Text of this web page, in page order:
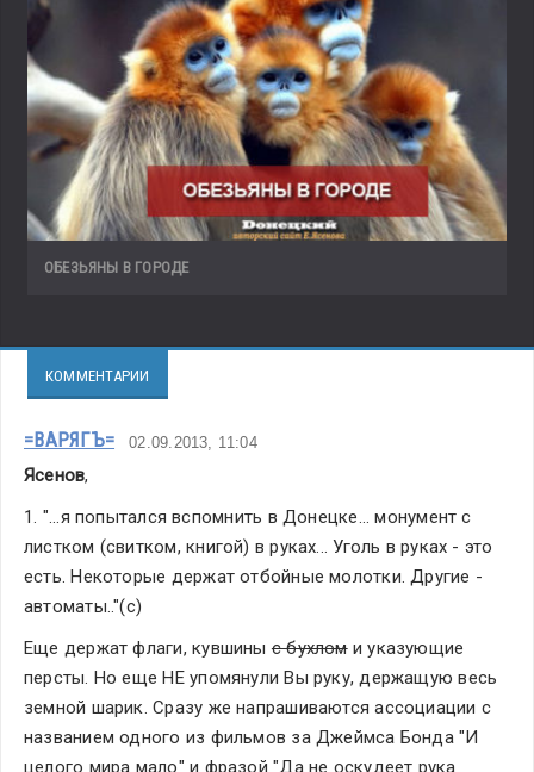
ОБЕЗЬЯНЫ В ГОРОДЕ
КОММЕНТАРИИ
=ВАРЯГЪ= 02.09.2013, 11:04
Ясенов,
1. "...я попытался вспомнить в Донецке... монумент с
листком (свитком, книгой) в руках... Уголь в руках - это
есть. Некоторые держат отбойные молотки. Другие -
автоматы.."(с)
Еще держат флаги, кувшины с бухлом и указующие
персты. Но еще НЕ упомянули Вы руку, держащую весь
земной шарик. Сразу же напрашиваются ассоциации с
названием одного из фильмов за Джеймса Бонда "И
целого мира мало" и фразой "Да не оскудеет рука